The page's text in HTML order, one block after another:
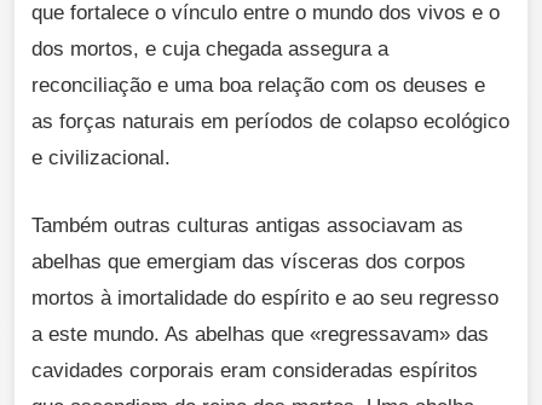
que fortalece o vínculo entre o mundo dos vivos e o
dos mortos, e cuja chegada assegura a
reconciliação e uma boa relação com os deuses e
as forças naturais em períodos de colapso ecológico
e civilizacional.
Também outras culturas antigas associavam as
abelhas que emergiam das vísceras dos corpos
mortos à imortalidade do espírito e ao seu regresso
a este mundo. As abelhas que «regressavam» das
cavidades corporais eram consideradas espíritos